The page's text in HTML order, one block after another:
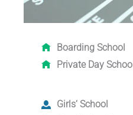
Boarding School
Private Day School
Girls‘ School